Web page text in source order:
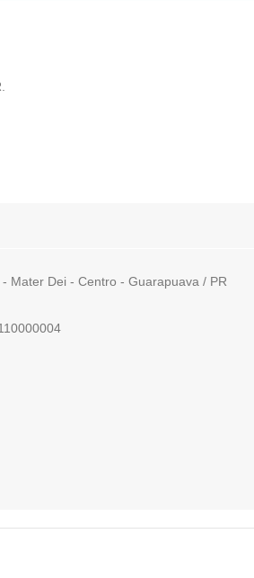
Mater Dei - Centro - Guarapuava / PR